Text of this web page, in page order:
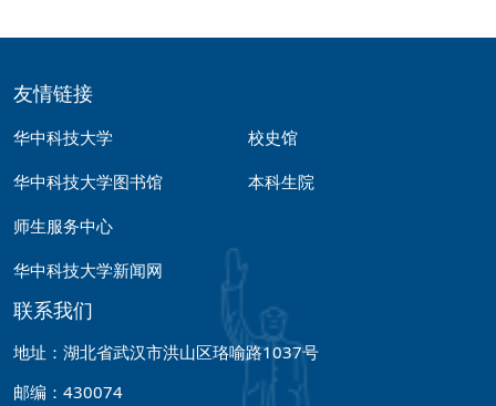
友情链接
华中科技大学
华中科技大学图书馆
师生服务中心
华中科技大学新闻网
校史馆
本科生院
联系我们
地址：湖北省武汉市洪山区珞喻路1037号
邮编：430074